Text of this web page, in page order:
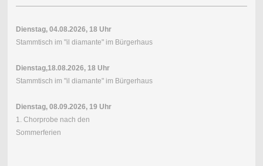
Dienstag, 04.08.2026, 18 Uhr
Stammtisch im "il diamante" im Bürgerhaus
Dienstag,18.08.2026, 18 Uhr
Stammtisch im "il diamante" im Bürgerhaus
Dienstag, 08.09.2026, 19 Uhr
1. Chorprobe nach den
Sommerferien